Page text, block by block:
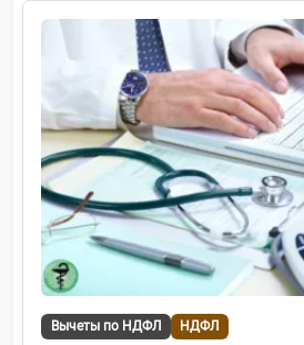
Вычеты по НДФЛ НДФЛ